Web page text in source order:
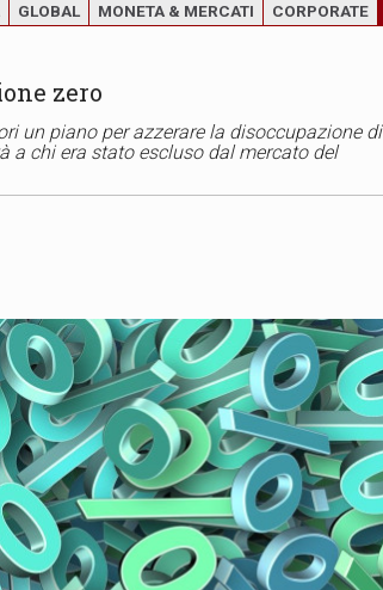
GLOBAL MONETA & MERCATI CORPORATE
zero
un piano per azzerare la disoccupazione di
a chi era stato escluso dal mercato del